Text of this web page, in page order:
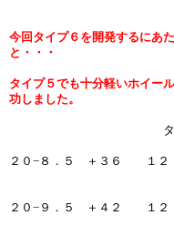
今回タイプ６を開発するにあ
と・・・
タイプ５でも十分軽いホイー
功しました。
タイ
２０−８．５ ＋３６ １
２０−９．５ ＋４２ １